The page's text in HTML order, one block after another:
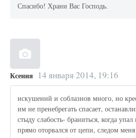
Спасибо! Храни Вас Господь.
Ксения 14 января 2014, 19:16
искушений и соблазнов много, но
им не пренебрегать спасает,
стыду слабость- браниться, когда
прямо оторвался от цепи, следом